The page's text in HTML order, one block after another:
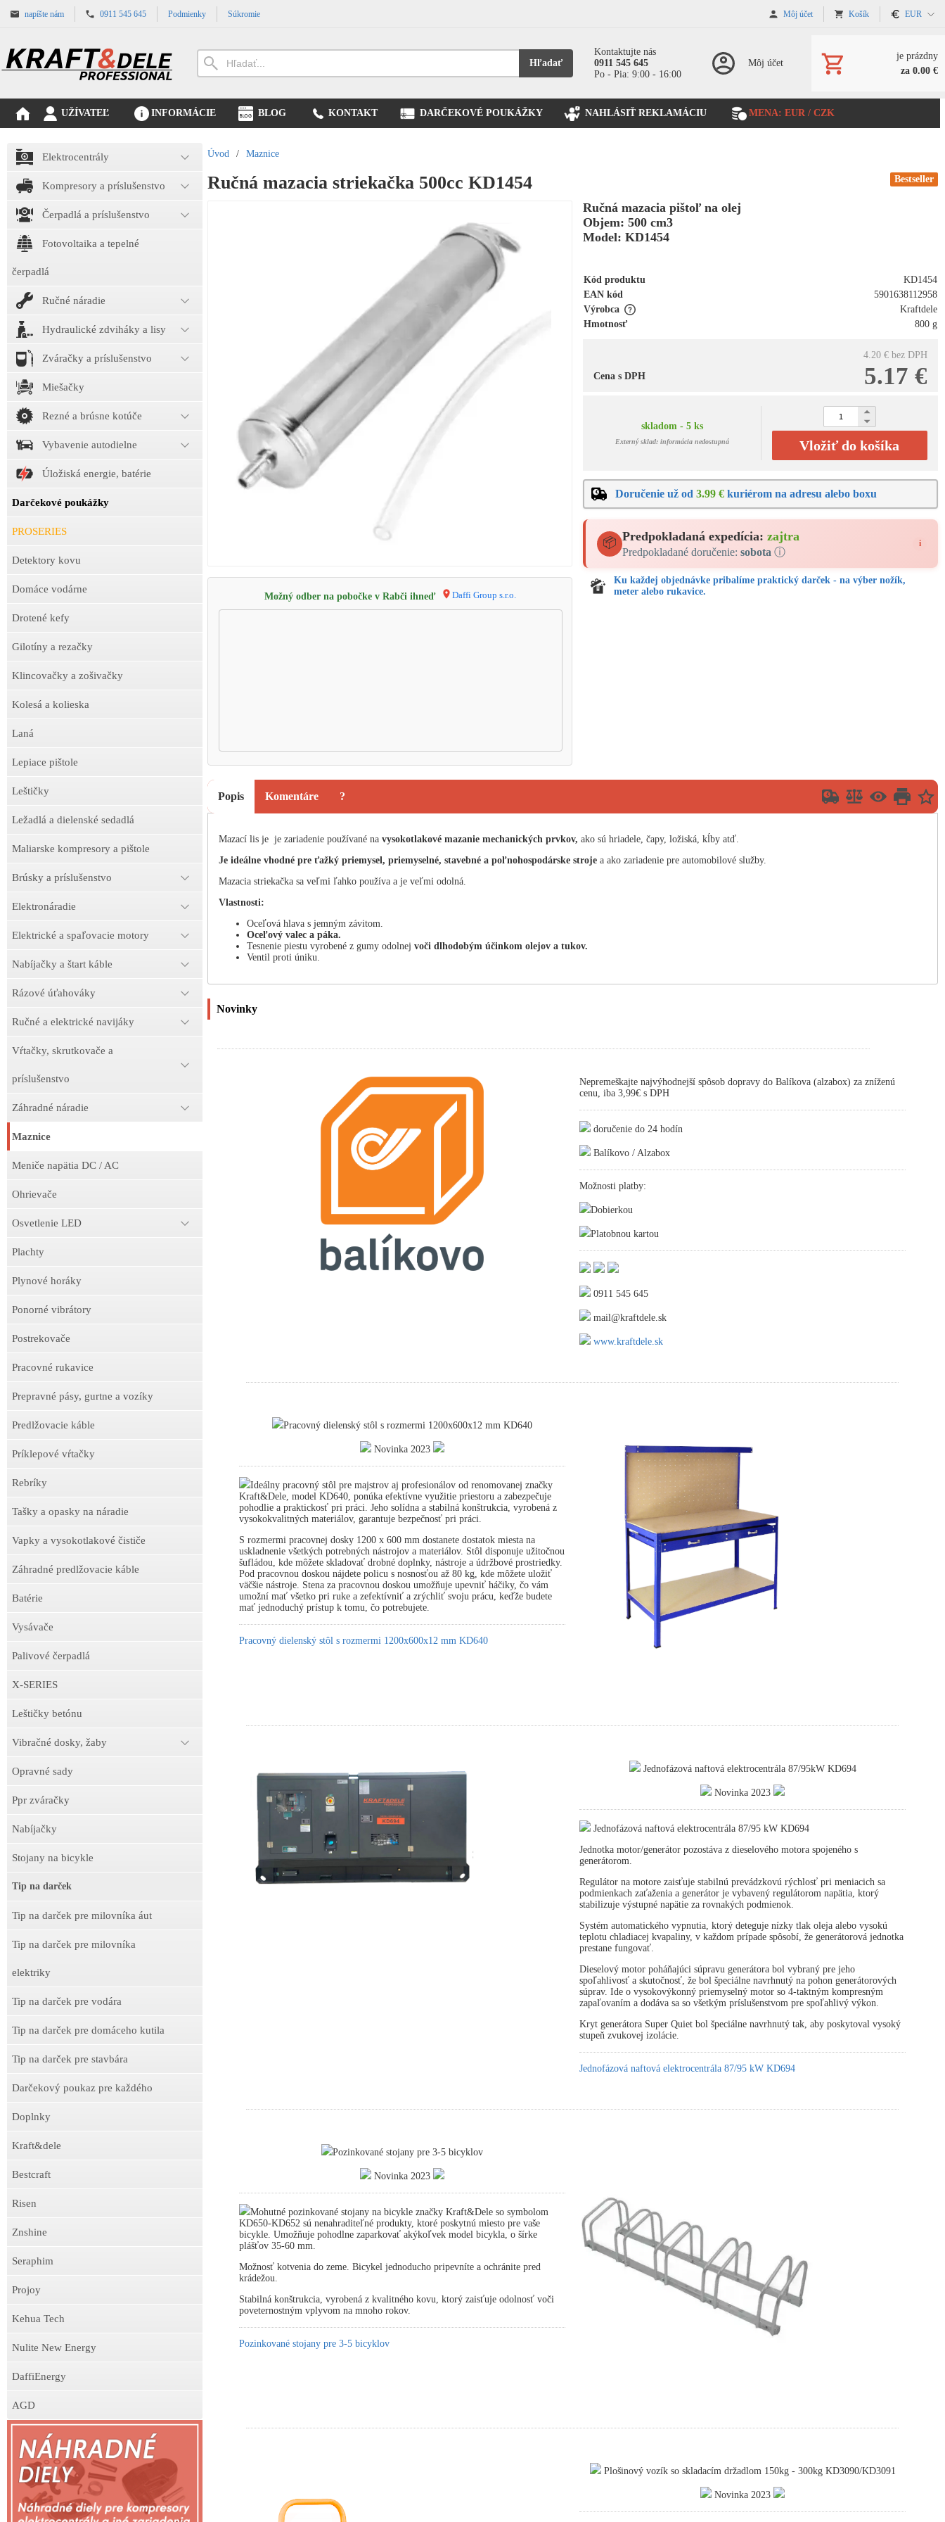
napíšte nám 0911 545 645 Podmienky Súkromie Môj účet Košík EUR
Hľadať
Kontaktujte nás
0911 545 645
Po - Pia: 9:00 - 16:00
Môj účet
je prázdny
za 0.00 €
UŽÍVATEĽ INFORMÁCIE BLOG KONTAKT DARČEKOVÉ POUKÁŽKY NAHLÁSIŤ REKLAMÁCIU MENA: EUR / CZK
Elektrocentrály
Kompresory a príslušenstvo
Čerpadlá a príslušenstvo
Fotovoltaika a tepelné
čerpadlá
Ručné náradie
Hydraulické zdviháky a lisy
Zváračky a príslušenstvo
Miešačky
Rezné a brúsne kotúče
Vybavenie autodielne
Úložiská energie, batérie
Darčekové poukážky
PROSERIES
Detektory kovu
Domáce vodárne
Drotené kefy
Gilotíny a rezačky
Klincovačky a zošivačky
Kolesá a kolieska
Laná
Lepiace pištole
Leštičky
Ležadlá a dielenské sedadlá
Maliarske kompresory a pištole
Brúsky a príslušenstvo
Elektronáradie
Elektrické a spaľovacie motory
Nabíjačky a štart káble
Rázové úťahováky
Ručné a elektrické navijáky
Vŕtačky, skrutkovače a
príslušenstvo
Záhradné náradie
Maznice
Meniče napätia DC / AC
Ohrievače
Osvetlenie LED
Plachty
Plynové horáky
Ponorné vibrátory
Postrekovače
Pracovné rukavice
Prepravné pásy, gurtne a vozíky
Predlžovacie káble
Príklepové vŕtačky
Rebríky
Tašky a opasky na náradie
Vapky a vysokotlakové čističe
Záhradné predlžovacie káble
Batérie
Vysávače
Palivové čerpadlá
X-SERIES
Leštičky betónu
Vibračné dosky, žaby
Opravné sady
Ppr zváračky
Nabíjačky
Stojany na bicykle
Tip na darček
Tip na darček pre milovníka áut
Tip na darček pre milovníka
elektriky
Tip na darček pre vodára
Tip na darček pre domáceho kutila
Tip na darček pre stavbára
Darčekový poukaz pre každého
Doplnky
Kraft&dele
Bestcraft
Risen
Znshine
Seraphim
Projoy
Kehua Tech
Nulite New Energy
DaffiEnergy
AGD
Úvod / Maznice
Bestseller
Ručná mazacia striekačka 500cc KD1454
Možný odber na pobočke v Rabči ihneď Daffi Group s.r.o.
Ručná mazacia pištoľ na olej
Objem: 500 cm3
Model: KD1454
Kód produktu
KD1454
EAN kód
5901638112958
Výrobca
Kraftdele
Hmotnosť
800 g
4.20 € bez DPH
5.17 €
Cena s DPH
skladom - 5 ks
Externý sklad: informácia nedostupná Vložiť do košíka
Doručenie už od3.99 € kuriérom na adresu alebo boxu
📦 Predpokladaná expedícia:zajtra
Predpokladané doručenie:sobota ⓘ
i
Ku každej objednávke pribalíme praktický darček - na výber nožík,
meter alebo rukavice.
Popis Komentáre ?
Mazací lis je je zariadenie používané na vysokotlakové mazanie mechanických prvkov, ako sú hriadele, čapy, ložiská, kĺby atď.
Je ideálne vhodné pre ťažký priemysel, priemyselné, stavebné a poľnohospodárske strojea ako zariadenie pre automobilové služby.
Mazacia striekačka sa veľmi ľahko používa a je veľmi odolná.
Vlastnosti:
Oceľová hlava s jemným závitom.
Oceľový valec a páka.
Tesnenie piestu vyrobené z gumy odolnej voči dlhodobým účinkom olejov a tukov.
Ventil proti úniku.
Novinky
Nepremeškajte najvýhodnejší spôsob dopravy do Balíkova (alzabox) za zníženú
cenu, iba 3,99€ s DPH
doručenie do 24 hodín
Balíkovo / Alzabox
Možnosti platby:
Dobierkou
Platobnou kartou
0911 545 645
mail@kraftdele.sk
www.kraftdele.sk
Pracovný dielenský stôl s rozmermi 1200x600x12 mm KD640
Novinka 2023
Ideálny pracovný stôl pre majstrov aj profesionálov od renomovanej značky
Kraft&Dele, model KD640, ponúka efektívne využitie priestoru a zabezpečuje
pohodlie a praktickosť pri práci. Jeho solídna a stabilná konštrukcia, vyrobená z
vysokokvalitných materiálov, garantuje bezpečnosť pri práci.
S rozmermi pracovnej dosky 1200 x 600 mm dostanete dostatok miesta na
uskladnenie všetkých potrebných nástrojov a materiálov. Stôl disponuje užitočnou
šufládou, kde môžete skladovať drobné doplnky, nástroje a údržbové prostriedky.
Pod pracovnou doskou nájdete policu s nosnosťou až 80 kg, kde môžete uložiť
väčšie nástroje. Stena za pracovnou doskou umožňuje upevniť háčiky, čo vám
umožní mať všetko pri ruke a zefektívniť a zrýchliť svoju prácu, keďže budete
mať jednoduchý prístup k tomu, čo potrebujete.
Pracovný dielenský stôl s rozmermi 1200x600x12 mm KD640
Jednofázová naftová elektrocentrála 87/95kW KD694
Novinka 2023
Jednofázová naftová elektrocentrála 87/95 kW KD694
Jednotka motor/generátor pozostáva z dieselového motora spojeného s
generátorom.
Regulátor na motore zaisťuje stabilnú prevádzkovú rýchlosť pri meniacich sa
podmienkach zaťaženia a generátor je vybavený regulátorom napätia, ktorý
stabilizuje výstupné napätie za rovnakých podmienok.
Systém automatického vypnutia, ktorý deteguje nízky tlak oleja alebo vysokú
teplotu chladiacej kvapaliny, v každom prípade spôsobí, že generátorová jednotka
prestane fungovať.
Dieselový motor poháňajúci súpravu generátora bol vybraný pre jeho
spoľahlivosť a skutočnosť, že bol špeciálne navrhnutý na pohon generátorových
súprav. Ide o vysokovýkonný priemyselný motor so 4-taktným kompresným
zapaľovaním a dodáva sa so všetkým príslušenstvom pre spoľahlivý výkon.
Kryt generátora Super Quiet bol špeciálne navrhnutý tak, aby poskytoval vysoký
stupeň zvukovej izolácie.
Jednofázová naftová elektrocentrála 87/95 kW KD694
Pozinkované stojany pre 3-5 bicyklov
Novinka 2023
Mohutné pozinkované stojany na bicykle značky Kraft&Dele so symbolom
KD650-KD652 sú nenahraditeľné produkty, ktoré poskytnú miesto pre vaše
bicykle. Umožňuje pohodlne zaparkovať akýkoľvek model bicykla, o šírke
plášťov 35-60 mm.
Možnosť kotvenia do zeme. Bicykel jednoducho pripevníte a ochránite pred
krádežou.
Stabilná konštrukcia, vyrobená z kvalitného kovu, ktorý zaisťuje odolnosť voči
poveternostným vplyvom na mnoho rokov.
Pozinkované stojany pre 3-5 bicyklov
Plošinový vozík so skladacím držadlom 150kg - 300kg KD3090/KD3091
Novinka 2023